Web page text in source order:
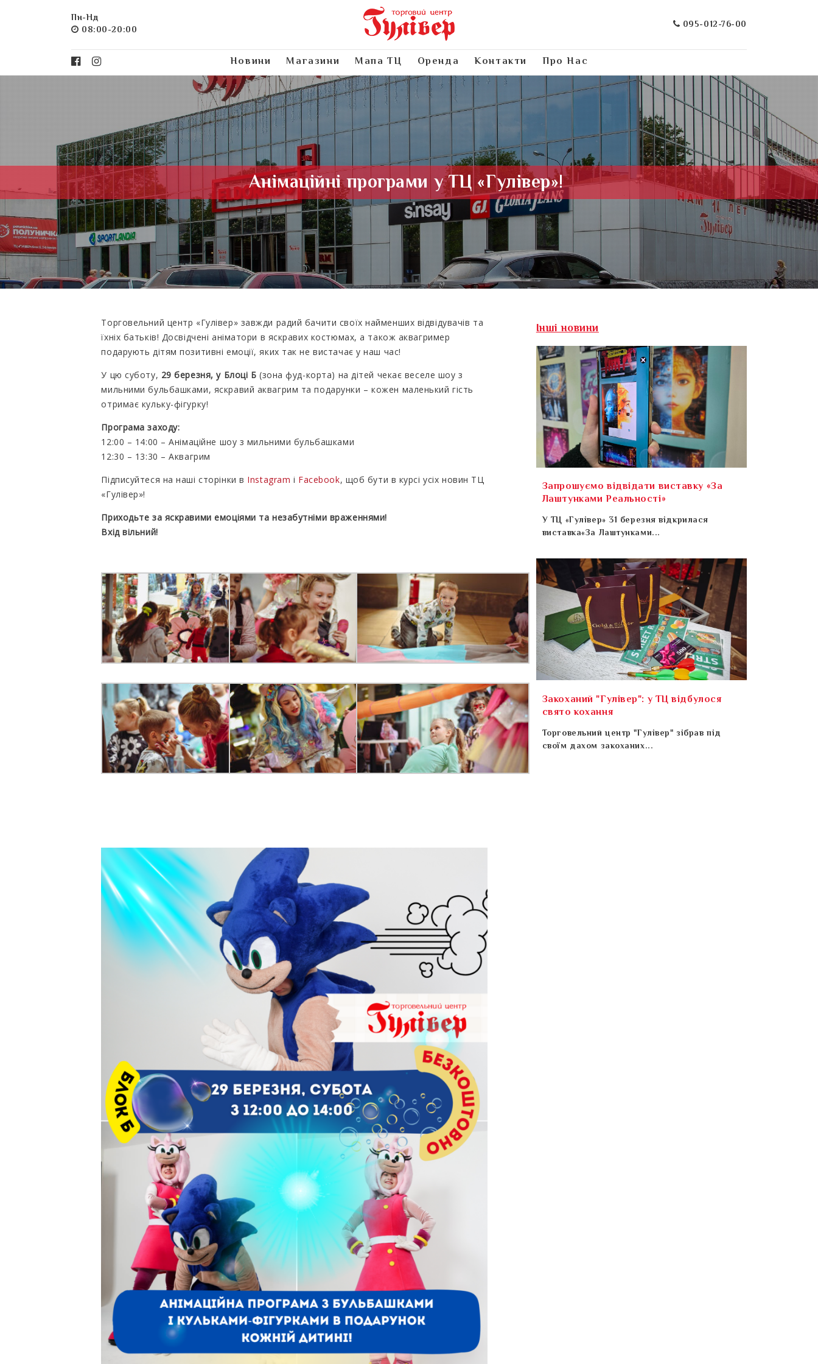
Пн-Нд
08:00-20:00
095-012-76-00
Новини Магазини Мапа ТЦ Оренда Контакти Про Нас
Анімаційні програми у ТЦ «Гулівер»!
Торговельний центр «Гулівер» завжди радий бачити своїх найменших відвідувачів та
їхніх батьків! Досвідчені аніматори в яскравих костюмах, а також аквагример
подарують дітям позитивні емоції, яких так не вистачає у наш час!
У цю суботу, 29 березня, у Блоці Б (зона фуд-корта) на дітей чекає веселе шоу з
мильними бульбашками, яскравий аквагрим та подарунки – кожен маленький гість
отримає кульку-фігурку!
Програма заходу:
12:00 – 14:00 – Анімаційне шоу з мильними бульбашками
12:30 – 13:30 – Аквагрим
Підписуйтеся на наші сторінки в Instagram і Facebook, щоб бути в курсі усіх новин ТЦ
«Гулівер»!
Приходьте за яскравими емоціями та незабутніми враженнями!
Вхід вільний!
Інші новини
Запрошуємо відвідати виставку «За
Лаштунками Реальності»
У ТЦ «Гулівер» 31 березня відкрилася
виставка«За Лаштунками...
Закоханий "Гулівер": у ТЦ відбулося
свято кохання
Торговельний центр "Гулівер" зібрав під
своїм дахом закоханих...